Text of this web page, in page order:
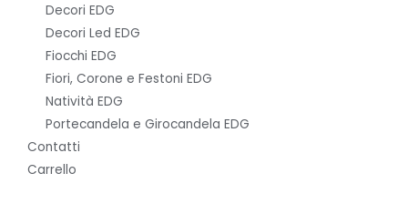
Decori EDG
Decori Led EDG
Fiocchi EDG
Fiori, Corone e Festoni EDG
Natività EDG
Portecandela e Girocandela EDG
Contatti
Carrello